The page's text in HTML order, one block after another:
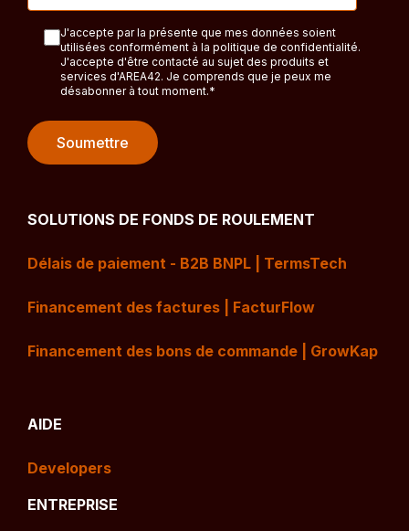
J'accepte par la présente que mes données soient
utilisées conformément à la politique de confidentialité.
J'accepte d'être contacté au sujet des produits et
services d'AREA42. Je comprends que je peux me
désabonner à tout moment.*
SOLUTIONS DE FONDS DE ROULEMENT
Délais de paiement - B2B BNPL | TermsTech
Financement des factures | FacturFlow
Financement des bons de commande | GrowKap
AIDE
Developers
ENTREPRISE